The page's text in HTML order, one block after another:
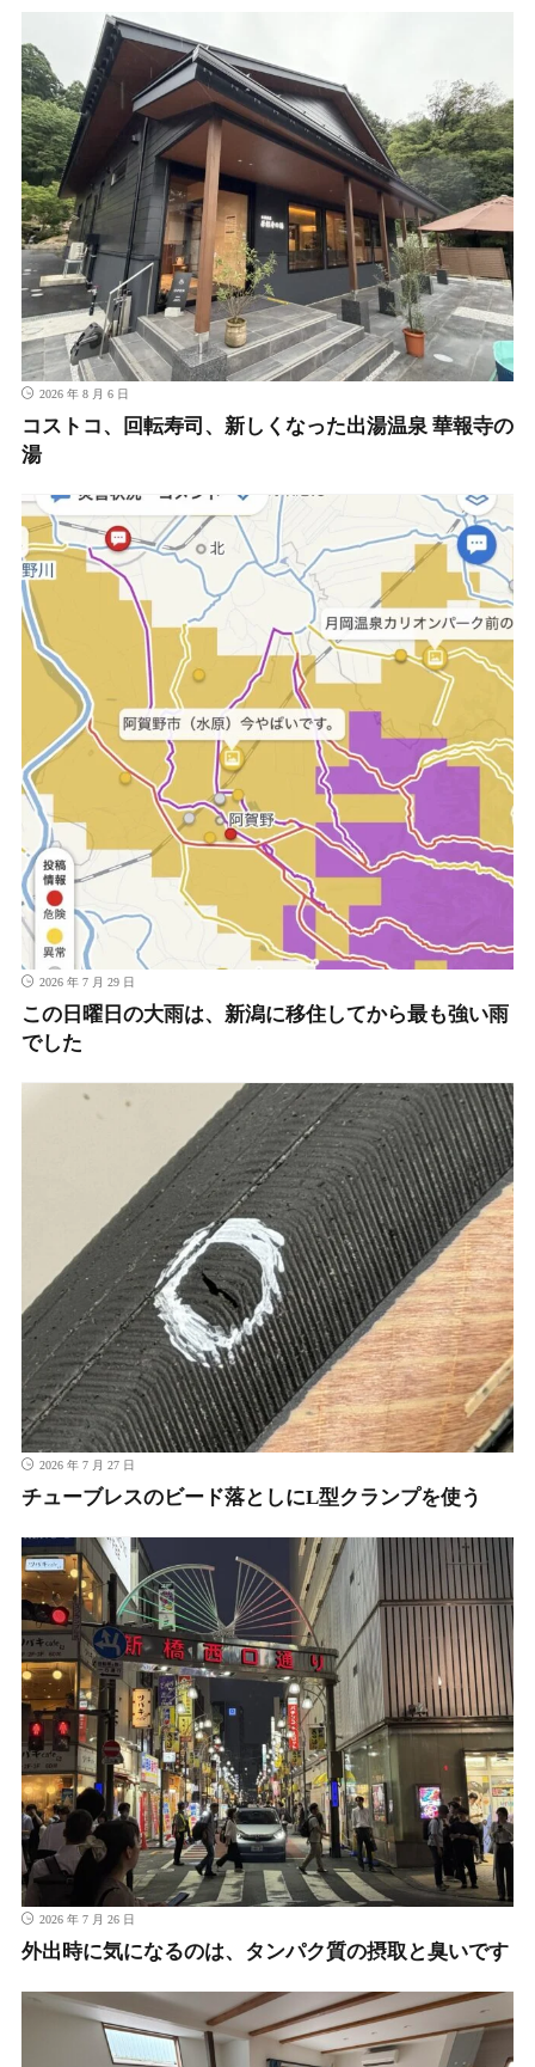
2026 年 8 月 6 日
コストコ、回転寿司、新しくなった出湯温泉 華報寺の
湯
2026 年 7 月 29 日
この日曜日の大雨は、新潟に移住してから最も強い雨
でした
2026 年 7 月 27 日
チューブレスのビード落としにL型クランプを使う
2026 年 7 月 26 日
外出時に気になるのは、タンパク質の摂取と臭いです